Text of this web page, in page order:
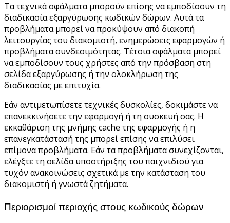
Τα τεχνικά σφάλματα μπορούν επίσης να εμποδίσουν τη
διαδικασία εξαργύρωσης κωδικών δώρων. Αυτά τα
προβλήματα μπορεί να προκύψουν από διακοπή
λειτουργίας του διακομιστή, ενημερώσεις εφαρμογών ή
προβλήματα συνδεσιμότητας. Τέτοια σφάλματα μπορεί
να εμποδίσουν τους χρήστες από την πρόσβαση στη
σελίδα εξαργύρωσης ή την ολοκλήρωση της
διαδικασίας με επιτυχία.
Εάν αντιμετωπίσετε τεχνικές δυσκολίες, δοκιμάστε να
επανεκκινήσετε την εφαρμογή ή τη συσκευή σας. Η
εκκαθάριση της μνήμης cache της εφαρμογής ή η
επανεγκατάστασή της μπορεί επίσης να επιλύσει
επίμονα προβλήματα. Εάν τα προβλήματα συνεχίζονται,
ελέγξτε τη σελίδα υποστήριξης του παιχνιδιού για
τυχόν ανακοινώσεις σχετικά με την κατάσταση του
διακομιστή ή γνωστά ζητήματα.
Περιορισμοί περιοχής στους κωδικούς δώρων